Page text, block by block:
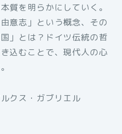
質を明らかにしていく。
意志」という概念、その
」とは？ドイツ伝統の哲
込むことで、現代人の心
クス・ガブリエル